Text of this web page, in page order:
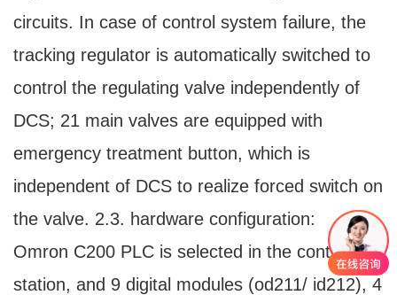
circuits. In case of control system failure, the
tracking regulator is automatically switched to
control the regulating valve independently of
DCS; 21 main valves are equipped with
emergency treatment button, which is
independent of DCS to realize forced switch on
the valve. 2.3. hardware configuration:
Omron C200 PLC is selected in the control
station, and 9 digital modules (od211/ id212), 4